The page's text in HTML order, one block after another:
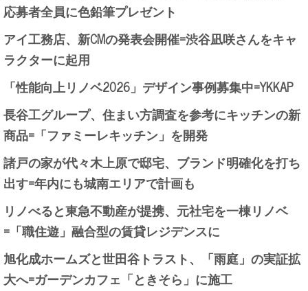
応募者全員に色鉛筆プレゼント
アイ工務店、新CMの発表会開催=渋谷凪咲さんをキャ
ラクターに起用
「性能向上リノベ2026」デザイン事例募集中=YKKAP
長谷工グループ、住まい方調査を参考にキッチンの新
商品=「ファミーレキッチン」を開発
諸戸の家が代々木上原で邸宅、ブランド明確化を打ち
出す=年内にも城南エリアで計画も
リノべると東急不動産が提携、元社宅を一棟リノベ
=「職住遊」融合型の賃貸レジデンスに
旭化成ホームズと世田谷トラスト、「雨庭」の実証拡
大へ=ガーデンカフェ「ときそら」に施工